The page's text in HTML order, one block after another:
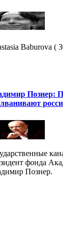
Baburova (
Познер:
фонда
Познер.